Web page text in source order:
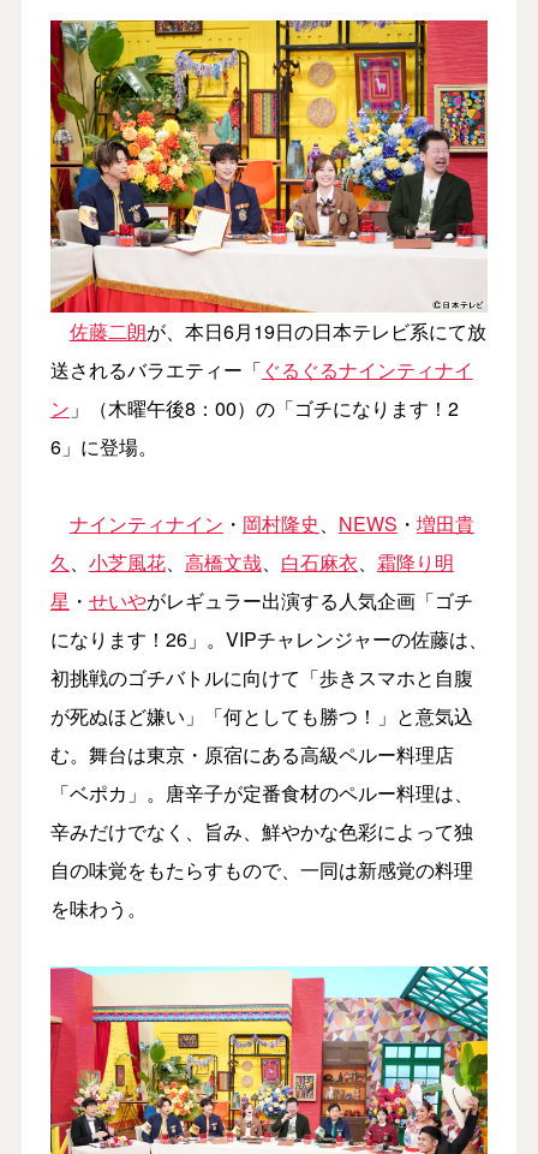
佐藤二朗が、本日6月19日の日本テレビ系にて放
送されるバラエティー「ぐるぐるナインティナイ
ン 」（木曜午後8：00）の「ゴチになります！2
6」に登場。
ナインティナイン ・ 岡村隆史、 NEWS ・ 増田貴
久、 小芝風花、 高橋文哉、 白石麻衣、 霜降り明
星 ・ せいやがレギュラー出演する人気企画「ゴチ
になります！26」。VIPチャレンジャーの佐藤は、
初挑戦のゴチバトルに向けて「歩きスマホと自腹
が死ぬほど嫌い」「何としても勝つ！」と意気込
む。舞台は東京・原宿にある高級ペルー料理店
「ベポカ」。唐辛子が定番食材のペルー料理は、
辛みだけでなく、旨み、鮮やかな色彩によって独
自の味覚をもたらすもので、一同は新感覚の料理
を味わう。